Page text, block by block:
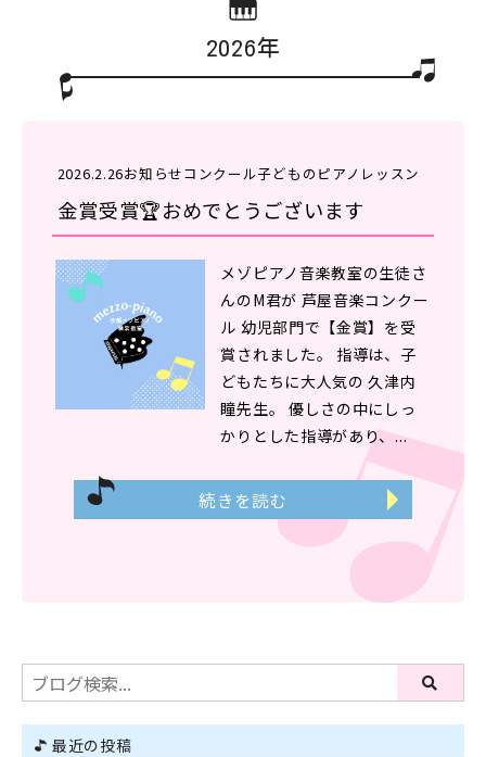
2026年
2026.2.26お知らせコンクール子どものピアノレッスン
金賞受賞🏆️おめでとうございます
メゾピアノ音楽教室の生徒さ
んのM君が 芦屋音楽コンクー
ル 幼児部門で【金賞】を受
賞されました。 指導は、子
どもたちに大人気の 久津内
瞳先生。 優しさの中にしっ
かりとした指導があり、...
続きを読む
最近の投稿